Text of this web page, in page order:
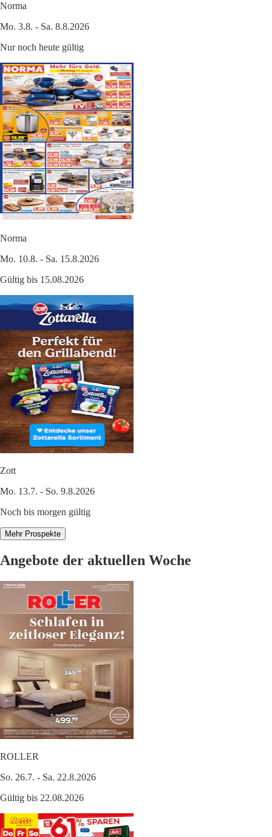
Norma
Mo. 3.8. - Sa. 8.8.2026
Nur noch heute gültig
Norma
Mo. 10.8. - Sa. 15.8.2026
Gültig bis 15.08.2026
Zott
Mo. 13.7. - So. 9.8.2026
Noch bis morgen gültig
Mehr Prospekte
Angebote der aktuellen Woche
ROLLER
So. 26.7. - Sa. 22.8.2026
Gültig bis 22.08.2026